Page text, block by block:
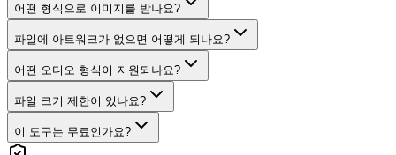
어떤 형식으로 이미지를 받나요?
파일에 아트워크가 없으면 어떻게 되나요?
어떤 오디오 형식이 지원되나요?
파일 크기 제한이 있나요?
이 도구는 무료인가요?